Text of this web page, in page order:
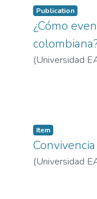
Publication
¿Cómo
(Universidad
Item
(Universidad